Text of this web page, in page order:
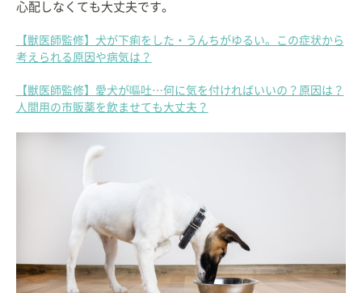
心配しなくても大丈夫です。
【獣医師監修】犬が下痢をした・うんちがゆるい。この症状から
考えられる原因や病気は？
【獣医師監修】愛犬が嘔吐…何に気を付ければいいの？原因は？
人間用の市販薬を飲ませても大丈夫？